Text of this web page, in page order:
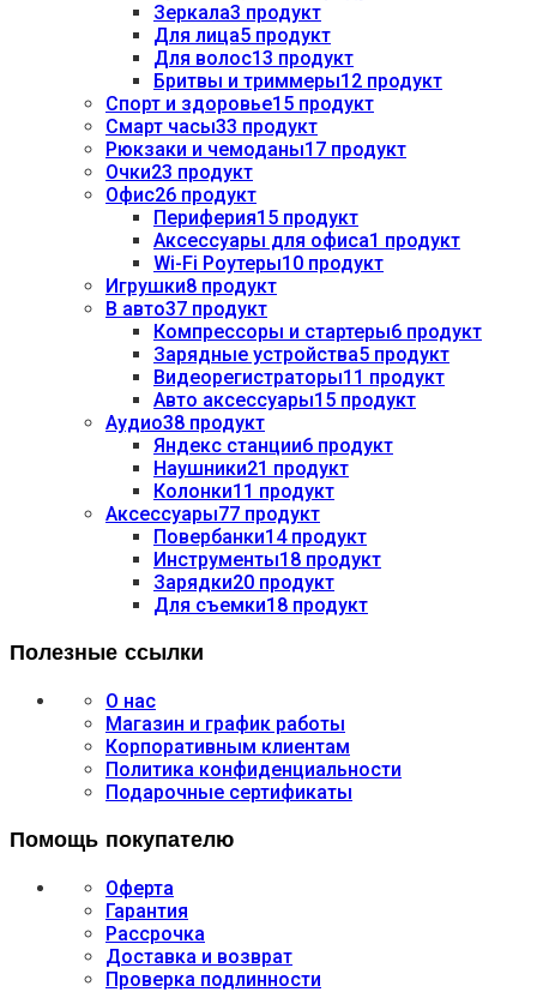
Зеркала3 продукт
Для лица5 продукт
Для волос13 продукт
Бритвы и триммеры12 продукт
Спорт и здоровье15 продукт
Смарт часы33 продукт
Рюкзаки и чемоданы17 продукт
Очки23 продукт
Офис26 продукт
Периферия15 продукт
Аксессуары для офиса1 продукт
Wi-Fi Роутеры10 продукт
Игрушки8 продукт
В авто37 продукт
Компрессоры и стартеры6 продукт
Зарядные устройства5 продукт
Видеорегистраторы11 продукт
Авто аксессуары15 продукт
Аудио38 продукт
Яндекс станции6 продукт
Наушники21 продукт
Колонки11 продукт
Аксессуары77 продукт
Повербанки14 продукт
Инструменты18 продукт
Зарядки20 продукт
Для съемки18 продукт
Полезные ссылки
О нас
Магазин и график работы
Корпоративным клиентам
Политика конфиденциальности
Подарочные сертификаты
Помощь покупателю
Оферта
Гарантия
Рассрочка
Доставка и возврат
Проверка подлинности